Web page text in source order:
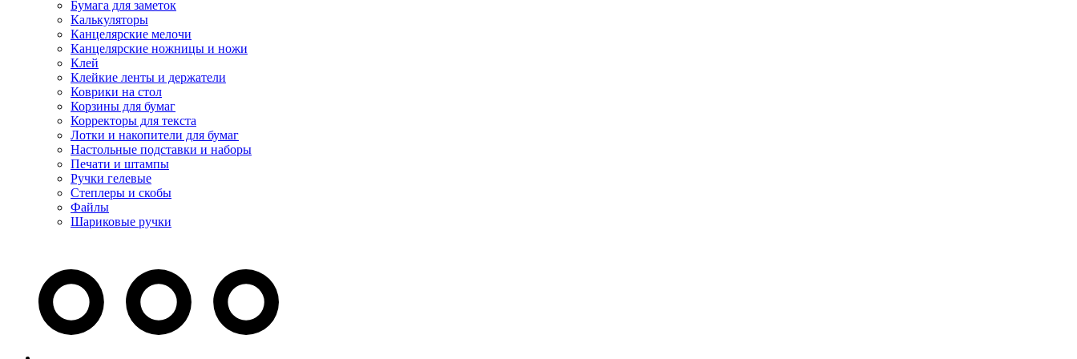
Бумага для заметок
Калькуляторы
Канцелярские мелочи
Канцелярские ножницы и ножи
Клей
Клейкие ленты и держатели
Коврики на стол
Корзины для бумаг
Корректоры для текста
Лотки и накопители для бумаг
Настольные подставки и наборы
Печати и штампы
Ручки гелевые
Степлеры и скобы
Файлы
Шариковые ручки